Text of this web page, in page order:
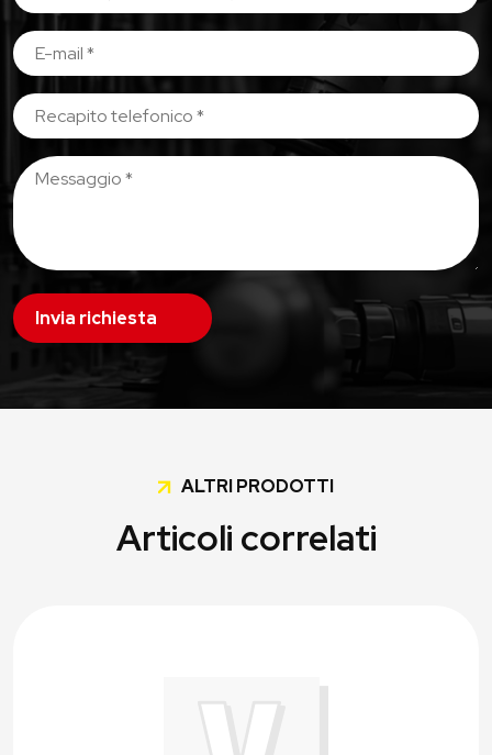
Invia richiesta
ALTRI PRODOTTI
Articoli correlati